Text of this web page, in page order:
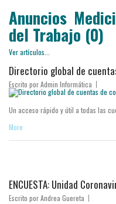
Anuncios
del Trabajo (0)
Ver artículos...
Directorio global de
Escrito porAdmin Informática
Un acceso rápido y útil a todas las
More
ENCUESTA: Unidad
Escrito porAndrea Guereta